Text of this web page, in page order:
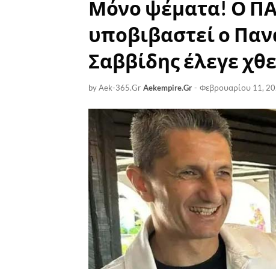
Μόνο ψέματα! Ο
υποβιβαστεί ο
Σαββίδης έλεγε
by Aek-365.Gr Aekempire.Gr - Φεβρουαρίου 11,